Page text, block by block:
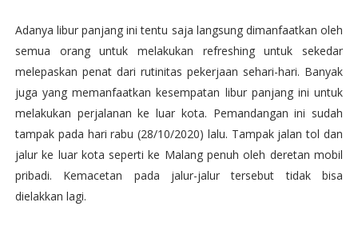
Adanya libur panjang ini tentu saja langsung dimanfaatkan oleh
semua orang untuk melakukan refreshing untuk sekedar
melepaskan penat dari rutinitas pekerjaan sehari-hari. Banyak
juga yang memanfaatkan kesempatan libur panjang ini untuk
melakukan perjalanan ke luar kota. Pemandangan ini sudah
tampak pada hari rabu (28/10/2020) lalu. Tampak jalan tol dan
jalur ke luar kota seperti ke Malang penuh oleh deretan mobil
pribadi. Kemacetan pada jalur-jalur tersebut tidak bisa
dielakkan lagi.